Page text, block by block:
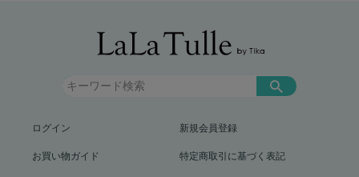
ログイン 新規会員登録
お買い物ガイド 特定商取引に基づく表記